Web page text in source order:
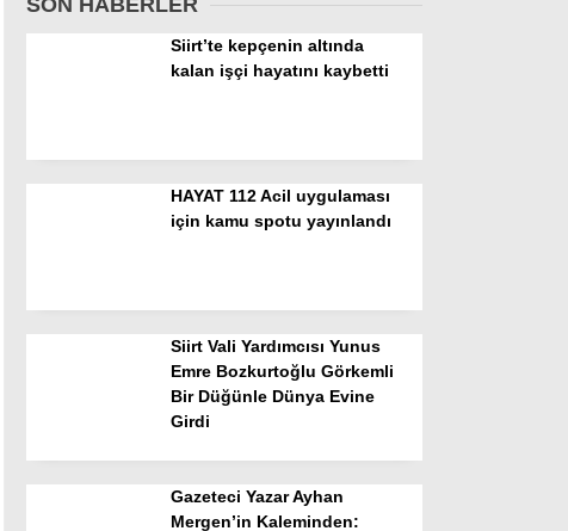
Siirt’te kepçenin altında
kalan işçi hayatını kaybetti
HAYAT 112 Acil uygulaması
için kamu spotu yayınlandı
Siirt Vali Yardımcısı Yunus
Emre Bozkurtoğlu Görkemli
Bir Düğünle Dünya Evine
Girdi
Gazeteci Yazar Ayhan
Mergen’in Kaleminden: